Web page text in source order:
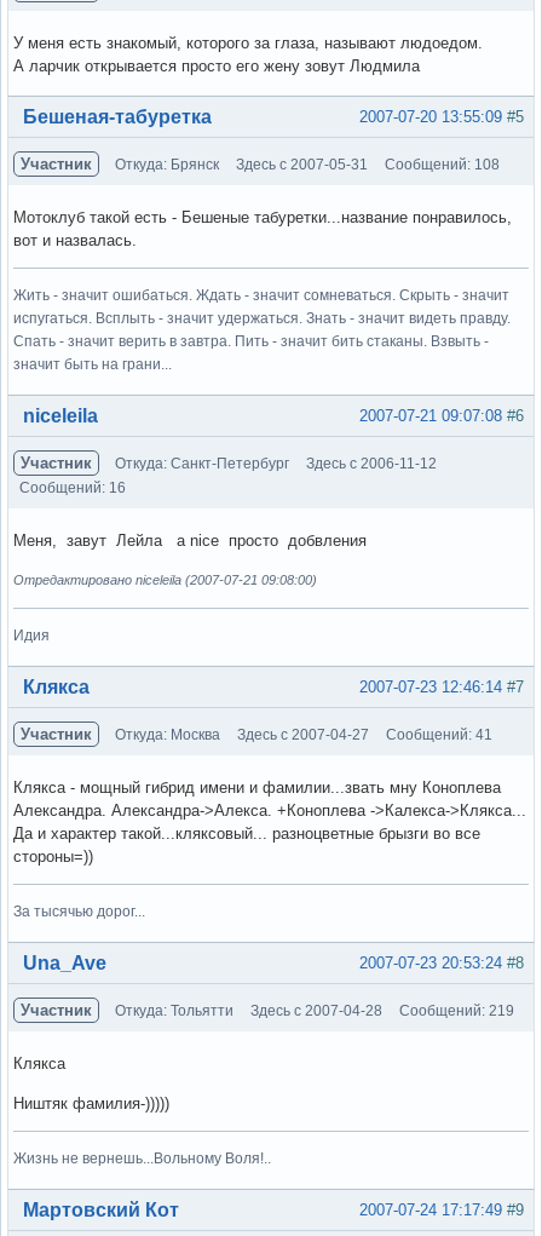
У меня есть знакомый, которого за глаза, называют людоедом.
А ларчик открывается просто его жену зовут Людмила
Вне форума #5
2007-07-20 13:55:09
Бешеная-табуретка
Участник Откуда: Брянск Здесь с 2007-05-31 Сообщений: 108
Мотоклуб такой есть - Бешеные табуретки...название понравилось,
вот и назвалась.
Жить - значит ошибаться. Ждать - значит сомневаться. Скрыть - значит
испугаться. Всплыть - значит удержаться. Знать - значит видеть правду.
Спать - значит верить в завтра. Пить - значит бить стаканы. Взвыть -
значит быть на грани...
Вне форума #6
2007-07-21 09:07:08
niceleila
Участник Откуда: Санкт-Петербург
Здесь с 2006-11-12
Сообщений: 16
Меня, завут Лейла а nice просто добвления
Отредактировано niceleila (2007-07-21 09:08:00)
Идия
Вне форума #7
2007-07-23 12:46:14
Клякса
Участник Откуда: Москва Здесь с 2007-04-27 Сообщений: 41
Клякса - мощный гибрид имени и фамилии...звать мну Коноплева
Александра. Александра->Алекса. +Коноплева ->Калекса->Клякса...
Да и характер такой...кляксовый... разноцветные брызги во все
стороны=))
За тысячью дорог...
Вне форума #8
2007-07-23 20:53:24
Una_Ave
Участник Откуда: Тольятти Здесь с 2007-04-28 Сообщений: 219
Клякса
Ништяк фамилия-)))))
Жизнь не вернешь...Вольному Воля!..
Вне форума #9
2007-07-24 17:17:49
Мартовский Кот